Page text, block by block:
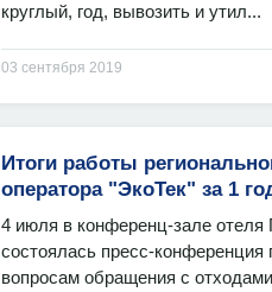
круглый, год, вывозить и утил...
03 сентября 2019
Итоги работы
оператора "ЭкоТек" за 1
4 июля в конференц-зале отеля
состоялась пресс-конференция
вопросам обращения с